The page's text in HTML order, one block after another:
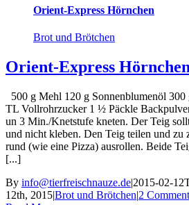
Orient-Express Hörnchen
Brot und Brötchen
Orient-Express
500 g Mehl 120 g Sonnenblumenöl
TL Vollrohrzucker 1 ½ Päckle
un 3 Min./Knetstufe kneten. Der Teig
und nicht kleben. Den Teig teilen und zu
rund (wie eine Pizza) ausrollen. Beide
[...]
By info@tierfreischnauze.de|2015-02-
12th, 2015|Brot und Brötchen|2